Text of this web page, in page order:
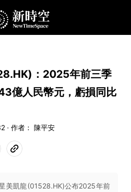
：2025年前三季
億人民幣元，虧損同比
· 作者： 陳平安
美凱龍(01528.HK)公布2025年前